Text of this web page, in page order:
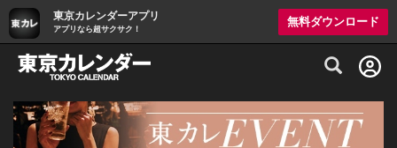
東京カレンダーアプリ
アプリなら超サクサク！
無料ダウンロード
グルメ情報・プレミアムレストラン予約